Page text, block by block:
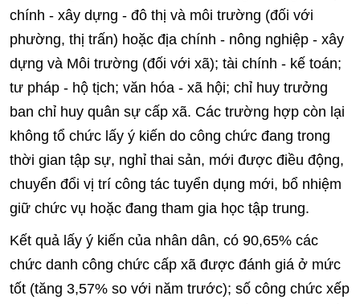
chính - xây dựng - đô thị và môi trường (đối với
phường, thị trấn) hoặc địa chính - nông nghiệp - xây
dựng và Môi trường (đối với xã); tài chính - kế toán;
tư pháp - hộ tịch; văn hóa - xã hội; chỉ huy trưởng
ban chỉ huy quân sự cấp xã. Các trường hợp còn lại
không tổ chức lấy ý kiến do công chức đang trong
thời gian tập sự, nghỉ thai sản, mới được điều động,
chuyển đổi vị trí công tác tuyển dụng mới, bổ nhiệm
giữ chức vụ hoặc đang tham gia học tập trung.
Kết quả lấy ý kiến của nhân dân, có 90,65% các
chức danh công chức cấp xã được đánh giá ở mức
tốt (tăng 3,57% so với năm trước); số công chức xếp